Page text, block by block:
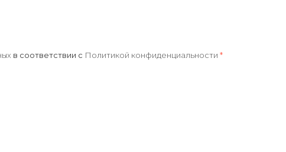
в соответствии с Политикой конфиденциальности *